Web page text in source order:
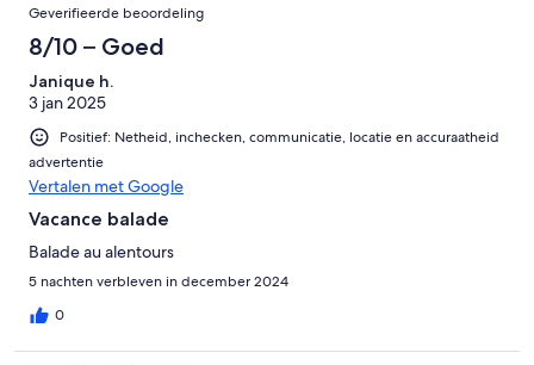
Geverifieerde beoordeling
8/10 – Goed
Janique h.
3 jan 2025
Positief: Netheid, inchecken, communicatie, locatie en accuraatheid
advertentie
Vertalen met Google
Vacance balade
Balade au alentours
5 nachten verbleven in december 2024
0